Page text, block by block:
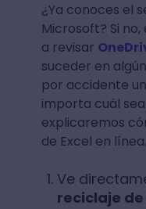
¿Ya conoces el
Microsoft? Si
a revisar
suceder en
por accidente
importa cuál
explicaremos
de Excel en línea.
Ve
reciclaje de